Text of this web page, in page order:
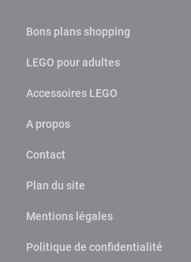
Bons plans shopping
LEGO pour adultes
Accessoires LEGO
A propos
Contact
Plan du site
Mentions légales
Politique de confidentialité